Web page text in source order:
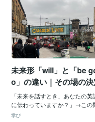
おなかの部分が自然に膨らみま
て、二つ目は私たちが「ささや
話すときです。音声学的には、
帯をほとんど使用しないために
腹式呼吸になります。（のどに
をピッタリとあてて、ささやい
ださい。声帯の振動が感じられ
です。そして、ささやかずにそ
通の声で話すと声帯の揺れが手
り方があるんですレッスンのネ
なるので、ここではシンプル解
おきますheart 母音をしっかり
ら/r/ の音出しますheard 母音と
ほぼ同時に出します簡単に言う
口を縦に大きく開けて「ア」と
ら舌を奥に引いて /r/ の音を出
d はあらかじめ舌を引いた状態
まり開かずに「ハァ」と音を出
れを知っただけでも、価値あり
すごく簡単に書きましたが、こ
みや種類を知っておくのとそう
では発音では雲泥の差があるの
未来形「will」と「be
o」の違い｜その場の
れとも予定？
「未来を話すとき、あなたの英
に伝わっていますか？」→この
「ドキッ」とした方は、ぜひ最
学び